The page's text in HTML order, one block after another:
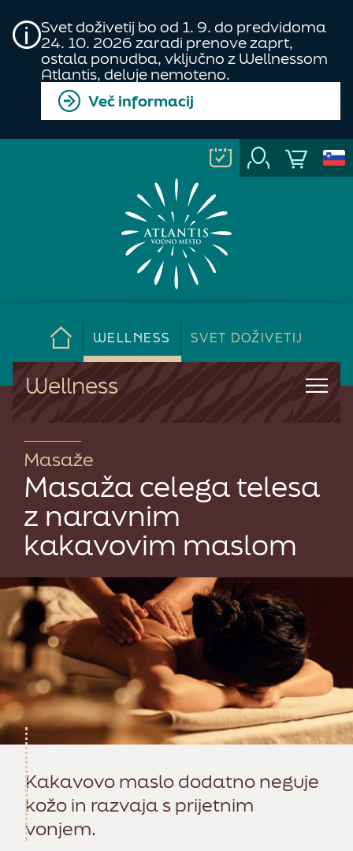
Svet doživetij bo od 1. 9. do predvidoma
24. 10. 2026 zaradi prenove zaprt,
ostala ponudba, vključno z Wellnessom
Atlantis, deluje nemoteno.
Več informacij
WELLNESS SVET DOŽIVETIJ
Wellness
Masaže
Masaža celega telesa
z naravnim
kakavovim maslom
Kakavovo maslo dodatno neguje
kožo in razvaja s prijetnim
vonjem.